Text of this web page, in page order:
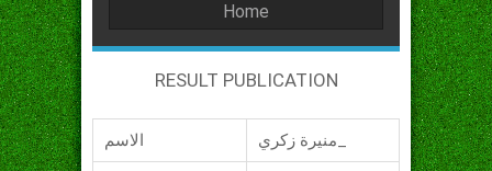
Home
RESULT PUBLICATION
الاسم